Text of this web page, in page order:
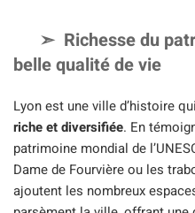
Richesse du
belle qualité de vie
Lyon est une ville d’histoire
riche et diversifiée. En
patrimoine mondial de
Dame de Fourvière ou les
ajoutent les nombreux